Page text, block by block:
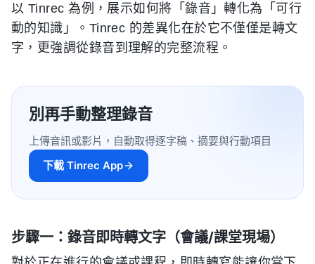
以 Tinrec 為例，展示如何將「錄音」轉化為「可行
動的知識」。Tinrec 的差異化在於它不僅僅是轉文
字，更強調從錄音到理解的完整流程。
別再手動整理錄音
上傳音訊或影片，自動取得逐字稿、摘要與行動項目
下載 Tinrec App
步驟一：錄音即時轉文字（會議/課堂現場）